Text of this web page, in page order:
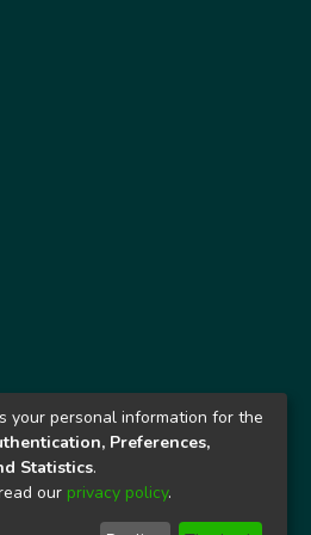
your personal information for the
Preferences,
Statistics.
our privacy policy.